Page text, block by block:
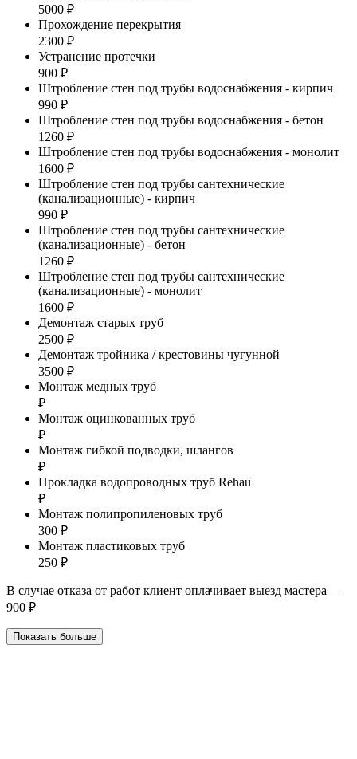
5000 ₽
Прохождение перекрытия
2300 ₽
Устранение протечки
900 ₽
Штробление стен под трубы водоснабжения - кирпич
990 ₽
Штробление стен под трубы водоснабжения - бетон
1260 ₽
Штробление стен под трубы водоснабжения - монолит
1600 ₽
Штробление стен под трубы сантехнические
(канализационные) - кирпич
990 ₽
Штробление стен под трубы сантехнические
(канализационные) - бетон
1260 ₽
Штробление стен под трубы сантехнические
(канализационные) - монолит
1600 ₽
Демонтаж старых труб
2500 ₽
Демонтаж тройника / крестовины чугунной
3500 ₽
Монтаж медных труб
₽
Монтаж оцинкованных труб
₽
Монтаж гибкой подводки, шлангов
₽
Прокладка водопроводных труб Rehau
₽
Монтаж полипропиленовых труб
300 ₽
Монтаж пластиковых труб
250 ₽
В случае отказа от работ клиент оплачивает выезд мастера —
900 ₽
Показать больше